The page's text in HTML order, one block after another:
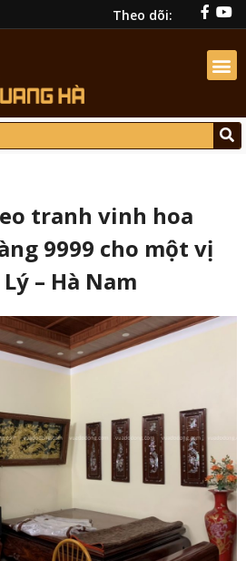
Theo dõi:
tranh vinh hoa
9999 cho một vị
– Hà Nam